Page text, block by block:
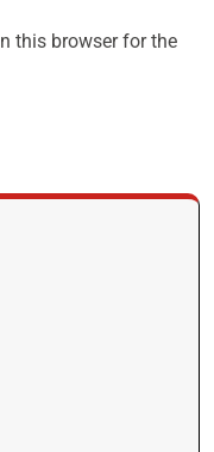
this browser for the